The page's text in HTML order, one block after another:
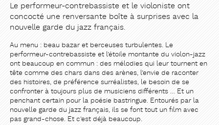
Le performeur-contrebassiste et le violoniste ont
concocté une renversante boîte à surprises avec la
nouvelle garde du jazz français.
Au menu : beau bazar et berceuses turbulentes. Le
performeur-contrebassiste et l’étoile montante du violon-jazz
ont beaucoup en commun : des mélodies qui leur tournent en
tête comme des chars dans des arènes, l’envie de raconter
des histoires, de préférence surréalistes, le besoin de se
confronter à toujours plus de musiciens différents … Et un
penchant certain pour la poésie bastringue. Entourés par la
nouvelle garde du jazz français, ils se font tout un film avec
pas grand-chose. Et c’est déjà beaucoup.